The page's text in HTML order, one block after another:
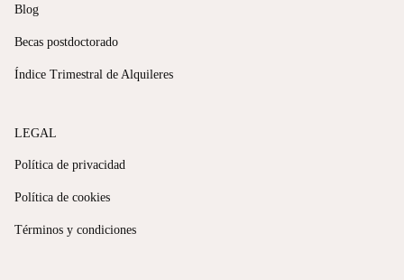
Blog
Becas postdoctorado
Índice Trimestral de Alquileres
LEGAL
Política de privacidad
Política de cookies
Términos y condiciones